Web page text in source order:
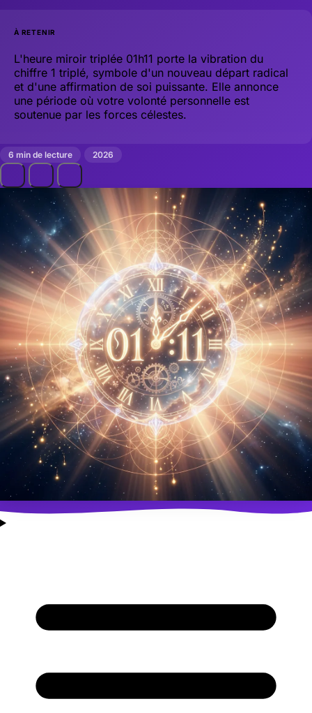
À RETENIR
L'heure miroir triplée 01h11 porte la vibration du
chiffre 1 triplé, symbole d'un nouveau départ radical
et d'une affirmation de soi puissante. Elle annonce
une période où votre volonté personnelle est
soutenue par les forces célestes.
6 min de lecture 2026